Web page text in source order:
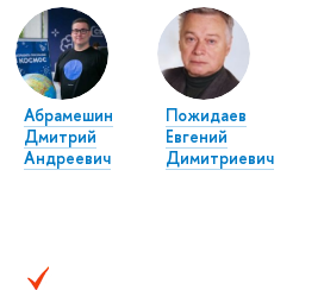
Абрамешин
Дмитрий
Андреевич
Пожидаев
Евгений
Димитриевич